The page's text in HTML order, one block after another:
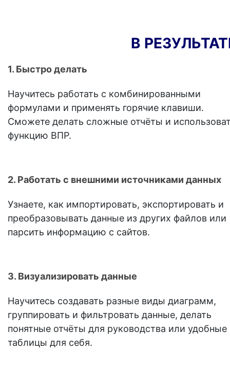
В
1. Быстро делать
Научитесь работать с комбинированными
формулами и применять горячие клавиши.
Сможете делать сложные отчёты и
функцию ВПР.
2. Работать с внешними источниками данных
Узнаете, как импортировать, экспортировать и
преобразовывать данные из других файлов или
парсить информацию с сайтов.
3. Визуализировать данные
Научитесь создавать разные виды диаграмм,
группировать и фильтровать данные, делать
понятные отчёты для руководства или удобные
таблицы для себя.